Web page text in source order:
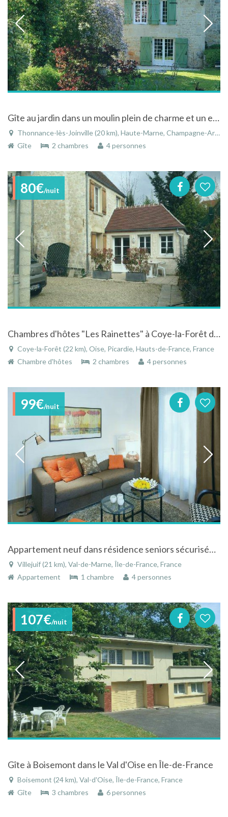
Gîte au jardin dans un moulin plein de charme et un environnement magnifique
Thonnance-lès-Joinville (20 km), Haute-Marne, Champagne-Ardenne, Grand Est, France
Gîte
2 chambres 4 personnes
80€/nuit
Chambres d'hôtes "Les Rainettes" à Coye-la-Forêt dans l'Oise en Picardie
Coye-la-Forêt (22 km), Oise, Picardie, Hauts-de-France, France
Chambre d'hôtes
2 chambres 4 personnes
99€/nuit
Appartement neuf dans résidence seniors sécurisée à Villejuif dans le Val-de-Marne en Ile-de-France
Villejuif (21 km), Val-de-Marne, Île-de-France, France
Appartement
1 chambre 4 personnes
107€/nuit
Gîte à Boisemont dans le Val d'Oise en Île-de-France
Boisemont (24 km), Val-d'Oise, Île-de-France, France
Gîte
3 chambres 6 personnes